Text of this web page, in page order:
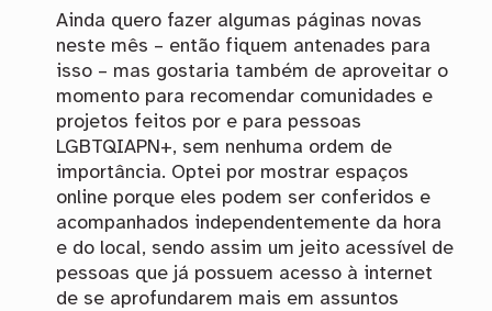
Ainda quero fazer algumas páginas novas
neste mês – então fiquem antenades para
isso – mas gostaria também de aproveitar o
momento para recomendar comunidades e
projetos feitos por e para pessoas
LGBTQIAPN+, sem nenhuma ordem de
importância. Optei por mostrar espaços
online porque eles podem ser conferidos e
acompanhados independentemente da hora
e do local, sendo assim um jeito acessível de
pessoas que já possuem acesso à internet
de se aprofundarem mais em assuntos